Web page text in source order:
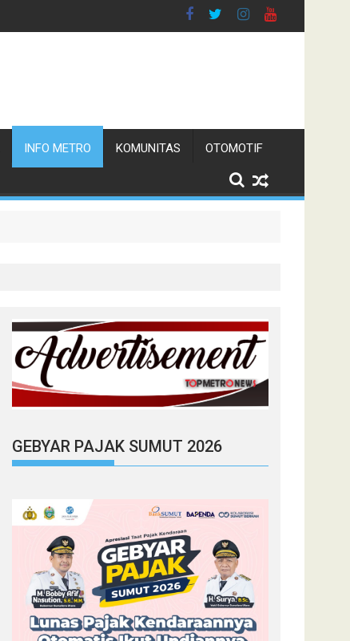
INFO METRO KOMUNITAS OTOMOTIF
GEBYAR PAJAK SUMUT 2026